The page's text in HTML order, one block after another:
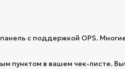
с поддержкой OPS.
пунктом в вашем чек-листе.